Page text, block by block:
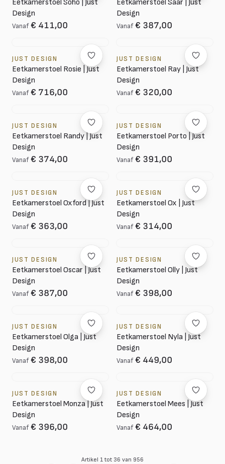
Eetkamerstoel Soho | Just
Design
Vanaf € 411,00
Eetkamerstoel Saar | Just
Design
Vanaf € 387,00
JUST DESIGN
Eetkamerstoel Rosie | Just
Design
Vanaf € 716,00
JUST DESIGN
Eetkamerstoel Ray | Just
Design
Vanaf € 320,00
JUST DESIGN
Eetkamerstoel Randy | Just
Design
Vanaf € 374,00
JUST DESIGN
Eetkamerstoel Porto | Just
Design
Vanaf € 391,00
JUST DESIGN
Eetkamerstoel Oxford | Just
Design
Vanaf € 363,00
JUST DESIGN
Eetkamerstoel Ox | Just
Design
Vanaf € 314,00
JUST DESIGN
Eetkamerstoel Oscar | Just
Design
Vanaf € 387,00
JUST DESIGN
Eetkamerstoel Olly | Just
Design
Vanaf € 398,00
JUST DESIGN
Eetkamerstoel Olga | Just
Design
Vanaf € 398,00
JUST DESIGN
Eetkamerstoel Nyla | Just
Design
Vanaf € 449,00
JUST DESIGN
Eetkamerstoel Monza | Just
Design
Vanaf € 396,00
JUST DESIGN
Eetkamerstoel Mees | Just
Design
Vanaf € 464,00
Artikel 1 tot 36 van 956